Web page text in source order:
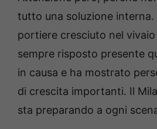
tutto una soluzione interna.
portiere cresciuto nel
sempre risposto presente
in causa e ha mostrato
di crescita importanti. Il
sta preparando a ogni